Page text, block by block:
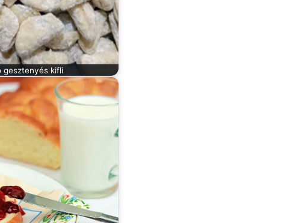
gesztenyés kifli